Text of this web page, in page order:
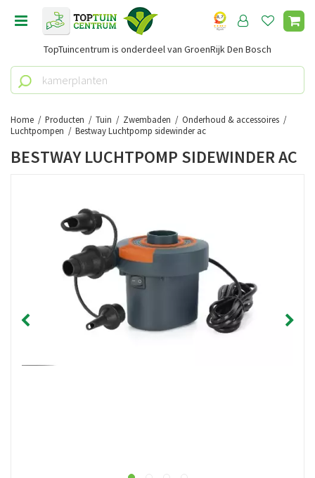
Home Producten Tuin Zwembaden
Onderhoud & accessoires
Luchtpompen
Bestway Luchtpomp sidewinder ac
TopTuincentrum is onderdeel van GroenRijk Den Bosch
BESTWAY LUCHTPOMP SIDEWINDER AC